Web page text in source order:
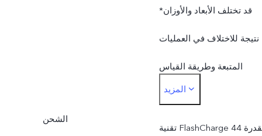
*قد تختلف الأبعاد والأوزان
نتيجة للاختلاف في العمليات
المتبعة وطريقة القياس
المزيد
الشحن
تقنية FlashCharge بقدرة 44